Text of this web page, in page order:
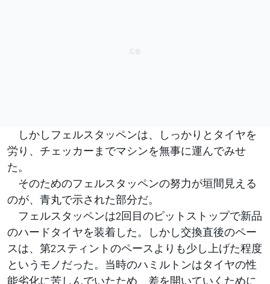
しかしフェルスタッペンは、しっかりとタイヤを
労り、チェッカーまでマシンを無事に運んでみせ
た。
そのためのフェルスタッペンの努力が垣間見える
のが、青丸で示された部分だ。
フェルスタッペンは2回目のピットストップで新品
のハードタイヤを装着した。しかし交換直後のペー
スは、第2スティントのペースよりも少し上げた程度
というモノだった。当時のハミルトンはタイヤの性
能劣化に苦しんでいたため、差を開いていくために